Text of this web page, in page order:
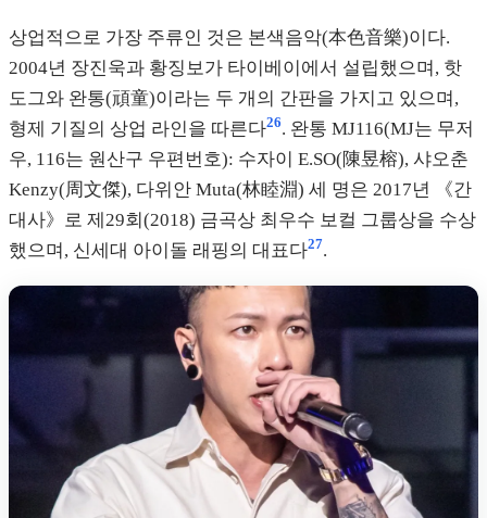
상업적으로 가장 주류인 것은 본색음악(本色音樂)이다.
2004년 장진욱과 황징보가 타이베이에서 설립했으며, 핫
도그와 완통(頑童)이라는 두 개의 간판을 가지고 있으며,
형제 기질의 상업 라인을 따른다26. 완통 MJ116(MJ는 무저
우, 116는 원산구 우편번호): 수자이 E.SO(陳昱榕), 샤오춘
Kenzy(周文傑), 다위안 Muta(林睦淵) 세 명은 2017년 《간
대사》로 제29회(2018) 금곡상 최우수 보컬 그룹상을 수상
했으며, 신세대 아이돌 래핑의 대표다27.